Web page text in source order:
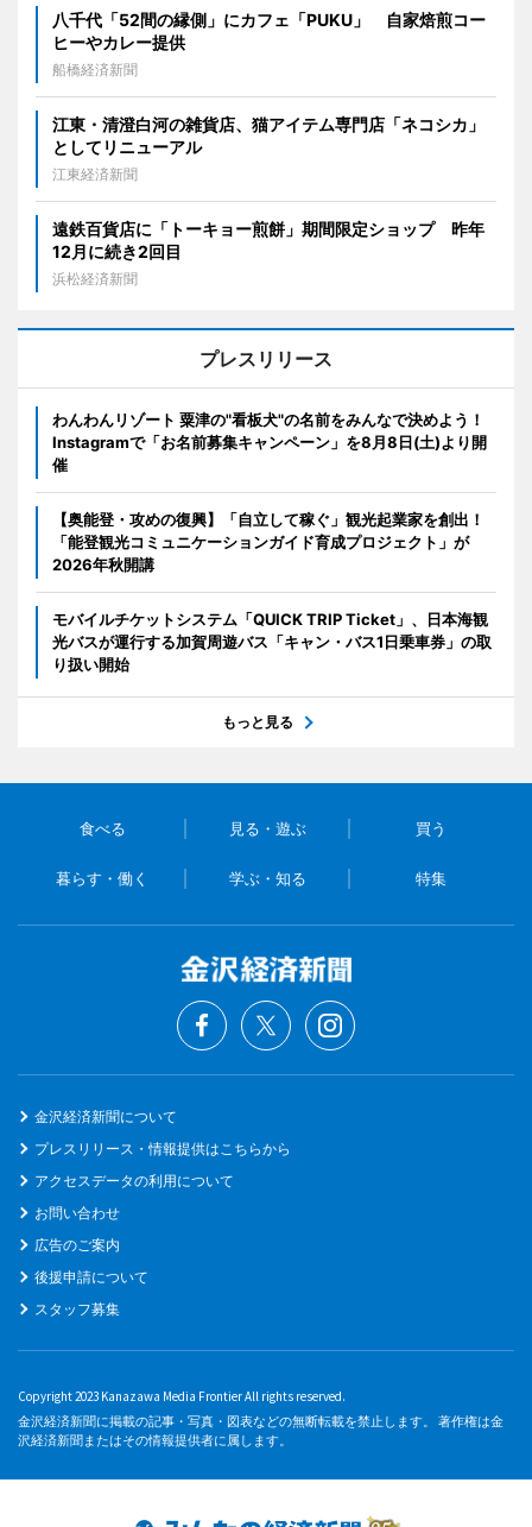
八千代「52間の縁側」にカフェ「PUKU」 自家焙煎コー
ヒーやカレー提供
船橋経済新聞
江東・清澄白河の雑貨店、猫アイテム専門店「ネコシカ」
としてリニューアル
江東経済新聞
遠鉄百貨店に「トーキョー煎餅」期間限定ショップ 昨年
12月に続き2回目
浜松経済新聞
プレスリリース
わんわんリゾート 粟津の"看板犬"の名前をみんなで決めよう！
Instagramで「お名前募集キャンペーン」を8月8日(土)より開
催
【奥能登・攻めの復興】「自立して稼ぐ」観光起業家を創出！
「能登観光コミュニケーションガイド育成プロジェクト」が
2026年秋開講
モバイルチケットシステム「QUICK TRIP Ticket」、日本海観
光バスが運行する加賀周遊バス「キャン・バス1日乗車券」の取
り扱い開始
もっと見る
食べる 見る・遊ぶ 買う
暮らす・働く 学ぶ・知る 特集
金沢経済新聞について
プレスリリース・情報提供はこちらから
アクセスデータの利用について
お問い合わせ
広告のご案内
後援申請について
スタッフ募集
Copyright 2023 Kanazawa Media Frontier All rights reserved.
金沢経済新聞に掲載の記事・写真・図表などの無断転載を禁止します。 著作権は金
沢経済新聞またはその情報提供者に属します。